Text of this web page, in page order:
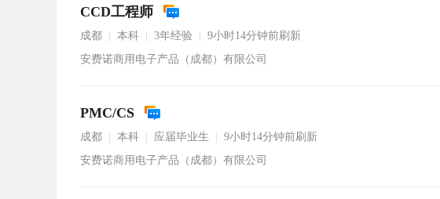
CCD工程师
成都 本科 3年经验
9小时14分钟前刷新
安费诺商用电子产品（成都）有限公司
PMC/CS
成都 本科 应届毕业生
9小时14分钟前刷新
安费诺商用电子产品（成都）有限公司